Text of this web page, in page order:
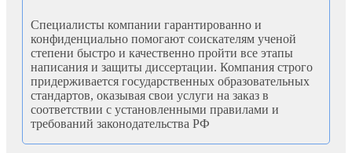
Специалисты компании гарантированно и
конфиденциально помогают соискателям ученой
степени быстро и качественно пройти все этапы
написания и защиты диссертации. Компания строго
придерживается государственных образовательных
стандартов, оказывая свои услуги на заказ в
соответствии с установленными правилами и
требований законодательства РФ